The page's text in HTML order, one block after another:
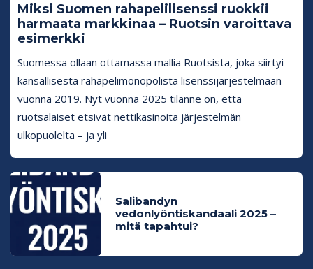
Miksi Suomen rahapelilisenssi ruokkii
harmaata markkinaa – Ruotsin varoittava
esimerkki
Suomessa ollaan ottamassa mallia Ruotsista, joka siirtyi
kansallisesta rahapelimonopolista lisenssijärjestelmään
vuonna 2019. Nyt vuonna 2025 tilanne on, että
ruotsalaiset etsivät nettikasinoita järjestelmän
ulkopuolelta – ja yli
Salibandyn
vedonlyöntiskandaali 2025 –
mitä tapahtui?